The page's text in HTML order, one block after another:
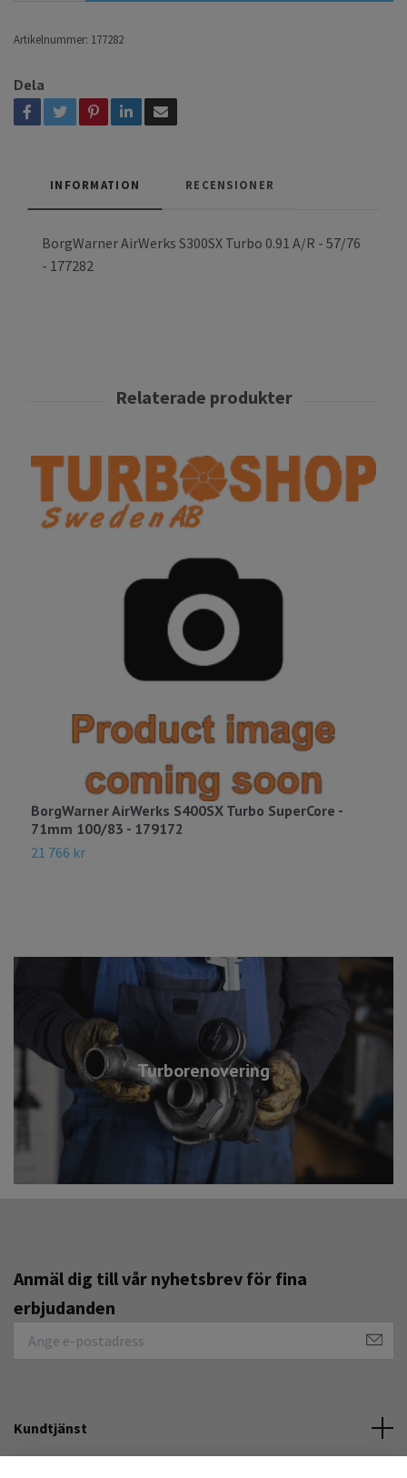
Turborenovering
Artikelnummer: 177282
Dela
INFORMATION RECENSIONER
BorgWarner AirWerks S300SX Turbo 0.91 A/R - 57/76
- 177282
BorgWarner AirWerks S400SX Turbo SuperCore -
71mm 100/83 - 179172
21 766 kr
Anmäl dig till vår nyhetsbrev för fina
erbjudanden
Kundtjänst